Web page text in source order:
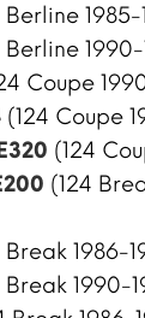
Berline
Berline
Coupe
(124 Coupe
(124
(124
Break 1986-
Break 1990-